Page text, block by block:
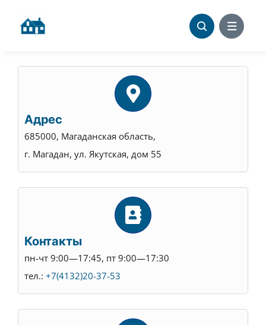
Адрес
685000, Магаданская область,
г. Магадан, ул. Якутская, дом 55
Контакты
пн-чт 9:00—17:45, пт 9:00—17:30
тел.: +7(4132)20-37-53